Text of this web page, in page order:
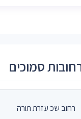
סמוכים
רחוב שכ עזרת תורה